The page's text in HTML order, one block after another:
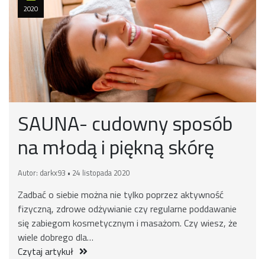
2020
SAUNA- cudowny sposób
na młodą i piękną skórę
Autor: darkx93 • 24 listopada 2020
Zadbać o siebie można nie tylko poprzez aktywność
fizyczną, zdrowe odżywianie czy regularne poddawanie
się zabiegom kosmetycznym i masażom. Czy wiesz, że
wiele dobrego dla…
Czytaj artykuł